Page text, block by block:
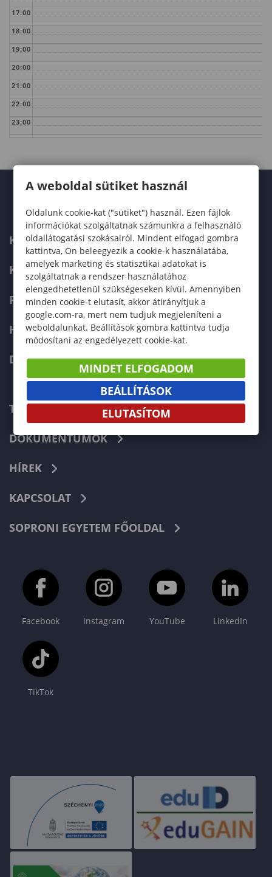
17:00
18:00
19:00
20:00
21:00
22:00
23:00
KARUNK
KÉPZÉSEK
FELVÉTELIZŐKNEK
HALLGATÓKNAK
DOKTORI ISKOLA
TELEFONKÖNYV
DOKUMENTUMOK
HÍREK
KAPCSOLAT
SOPRONI EGYETEM FŐOLDAL
Facebook Instagram YouTube LinkedIn
TikTok
A weboldal sütiket használ
Oldalunk cookie-kat ("sütiket") használ. Ezen fájlok
információkat szolgáltatnak számunkra a felhasználó
oldallátogatási szokásairól. Mindent elfogad gombra
kattintva, Ön beleegyezik a cookie-k használatába,
amelyek marketing és statisztikai adatokat is
szolgáltatnak a rendszer használatához
elengedhetetlenül szükségeseken kívül. Amennyiben
minden cookie-t elutasít, akkor átirányítjuk a
google.com-ra, mert nem tudjuk megjeleníteni a
weboldalunkat. Beállítások gombra kattintva tudja
módosítani az engedélyezett cookie-kat.
MINDET ELFOGADOM
BEÁLLÍTÁSOK
ELUTASÍTOM